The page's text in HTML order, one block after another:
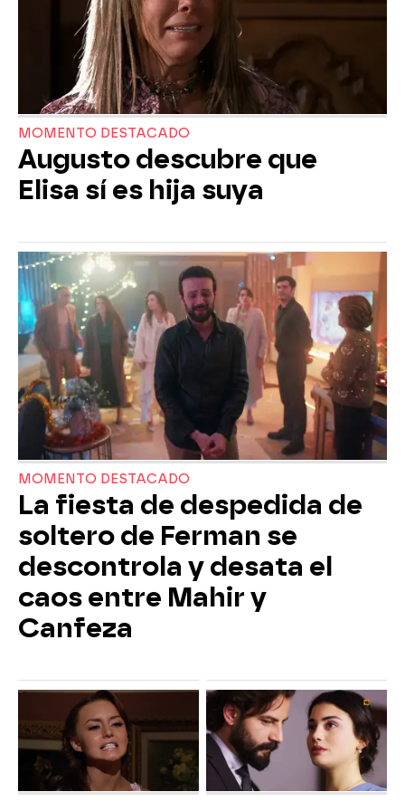
MOMENTO DESTACADO
Augusto descubre que
Elisa sí es hija suya
MOMENTO DESTACADO
La fiesta de despedida de
soltero de Ferman se
descontrola y desata el
caos entre Mahir y
Canfeza